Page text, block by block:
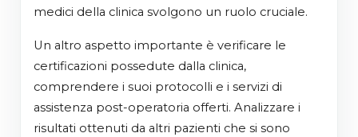
medici della clinica svolgono un ruolo cruciale.
Un altro aspetto importante è verificare le
certificazioni possedute dalla clinica,
comprendere i suoi protocolli e i servizi di
assistenza post-operatoria offerti. Analizzare i
risultati ottenuti da altri pazienti che si sono